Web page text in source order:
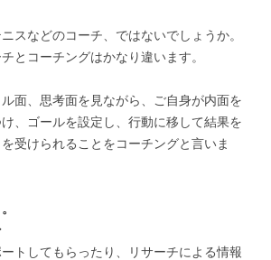
スなどのコーチ、ではないでしょうか。
とコーチングはかなり違います。
面、思考面を見ながら、ご自身が内面を
、ゴールを設定し、行動に移して結果を
受けられることをコーチングと言いま
トしてもらったり、リサーチによる情報